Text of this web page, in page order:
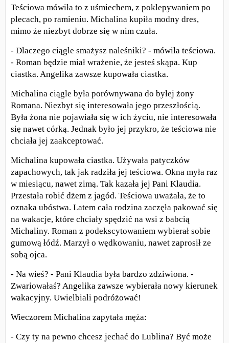
Teściowa mówiła to z uśmiechem, z poklepywaniem po
plecach, po ramieniu. Michalina kupiła modny dres,
mimo że niezbyt dobrze się w nim czuła.
- Dlaczego ciągle smażysz naleśniki? - mówiła teściowa.
- Roman będzie miał wrażenie, że jesteś skąpa. Kup
ciastka. Angelika zawsze kupowała ciastka.
Michalina ciągle była porównywana do byłej żony
Romana. Niezbyt się interesowała jego przeszłością.
Była żona nie pojawiała się w ich życiu, nie interesowała
się nawet córką. Jednak było jej przykro, że teściowa nie
chciała jej zaakceptować.
Michalina kupowała ciastka. Używała patyczków
zapachowych, tak jak radziła jej teściowa. Okna myła raz
w miesiącu, nawet zimą. Tak kazała jej Pani Klaudia.
Przestała robić dżem z jagód. Teściowa uważała, że to
oznaka ubóstwa. Latem cała rodzina zaczęła pakować się
na wakacje, które chciały spędzić na wsi z babcią
Michaliny. Roman z podekscytowaniem wybierał sobie
gumową łódź. Marzył o wędkowaniu, nawet zaprosił ze
sobą ojca.
- Na wieś? - Pani Klaudia była bardzo zdziwiona. -
Zwariowałaś? Angelika zawsze wybierała nowy kierunek
wakacyjny. Uwielbiali podróżować!
Wieczorem Michalina zapytała męża:
- Czy ty na pewno chcesz jechać do Lublina? Być może